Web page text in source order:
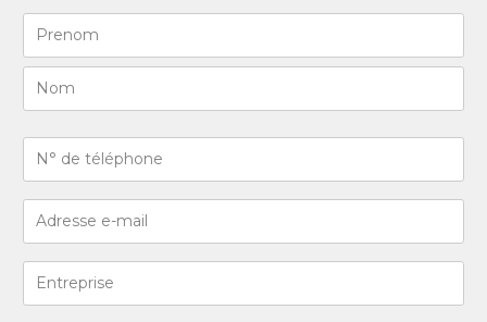
Naam
First
N°
téléphone
(Required)
Adresse
mail
(Required)
Entreprise